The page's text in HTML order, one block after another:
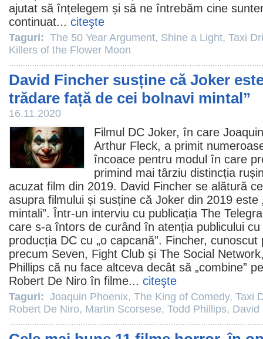
ajutat să înțelegem și să ne întrebăm cine
continuat... citeşte
Taguri: The 50 Year Argument, Shine a Light, Taxi
Killers of the Flower Moon
David Fincher susține că Joker
trădare față de cei bolnavi mintal”
16.11.2020
Filmul DC Joker, în care
Arthur Fleck, a primit
încoace pentru modul în care
primind mai târziu distincția
acuzat film din 2019. David Fincher se alătură
asupra filmului și susține că Joker din 2019 este
mintali”. Într-un interviu cu publicația The
care s-a întors de curând în atenția publicului cu
producția DC cu „o capcană”. Fincher,
precum Seven, Fight Club și The Social
Phillips că nu face altceva decât să „combine”
Robert De Niro în filme... citeşte
Taguri: Joaquin Phoenix, The King of Comedy, Taxi
Robert De Niro, Martin Scorsese, Todd Phillips, David